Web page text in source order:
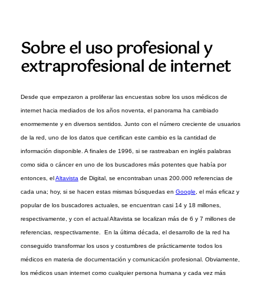
Sobre el uso profesional y
extraprofesional de internet
Desde que empezaron a proliferar las encuestas sobre los usos médicos de
internet hacia mediados de los años noventa, el panorama ha cambiado
enormemente y en diversos sentidos. Junto con el número creciente de usuarios
de la red, uno de los datos que certifican este cambio es la cantidad de
información disponible. A finales de 1996, si se rastreaban en inglés palabras
como sida o cáncer en uno de los buscadores más potentes que había por
entonces, elAltavista de Digital, se encontraban unas 200.000 referencias de
cada una; hoy, si se hacen estas mismas búsquedas en Google , el más eficaz y
popular de los buscadores actuales, se encuentran casi 14 y 18 millones,
respectivamente, y con el actual Altavista se localizan más de 6 y 7 millones de
referencias, respectivamente. En la última década, el desarrollo de la red ha
conseguido transformar los usos y costumbres de prácticamente todos los
médicos en materia de documentación y comunicación profesional. Obviamente,
los médicos usan internet como cualquier persona humana y cada vez más